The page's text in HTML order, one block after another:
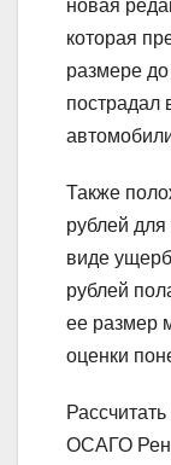
новая
которая
размере
пострадал
Также
рублей
виде
рублей
ее размер
оценки
ОСАГО